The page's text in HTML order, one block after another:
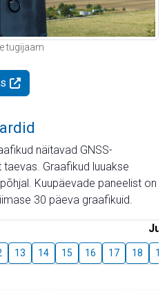
tugijaam
näitavad GNSS-
Graafikud luuakse
Kuupäevade paneelist on
30 päeva graafikuid.
13 14 15 16 17 18 19